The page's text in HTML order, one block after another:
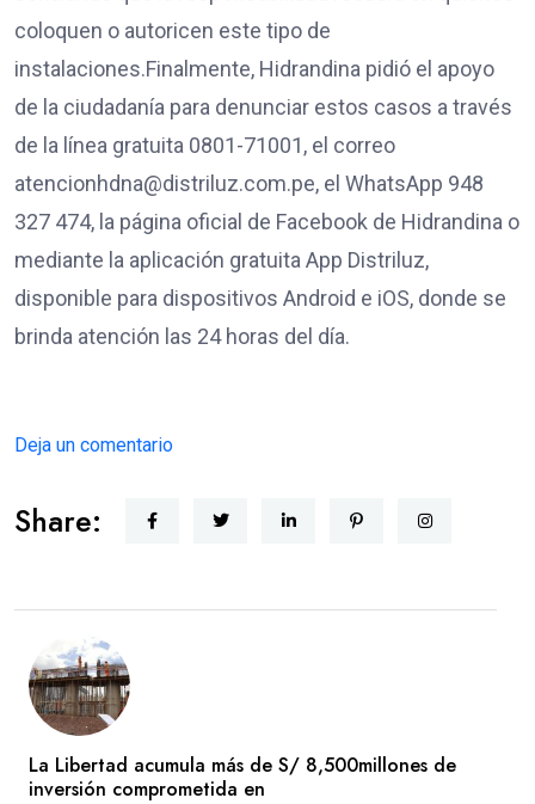
coloquen o autoricen este tipo de
instalaciones.Finalmente, Hidrandina pidió el apoyo
de la ciudadanía para denunciar estos casos a través
de la línea gratuita 0801-71001, el correo
atencionhdna@distriluz.com.pe, el WhatsApp 948
327 474, la página oficial de Facebook de Hidrandina o
mediante la aplicación gratuita App Distriluz,
disponible para dispositivos Android e iOS, donde se
brinda atención las 24 horas del día.
Deja un comentario
Share:
La Libertad acumula más de S/ 8,500millones de
inversión comprometida en